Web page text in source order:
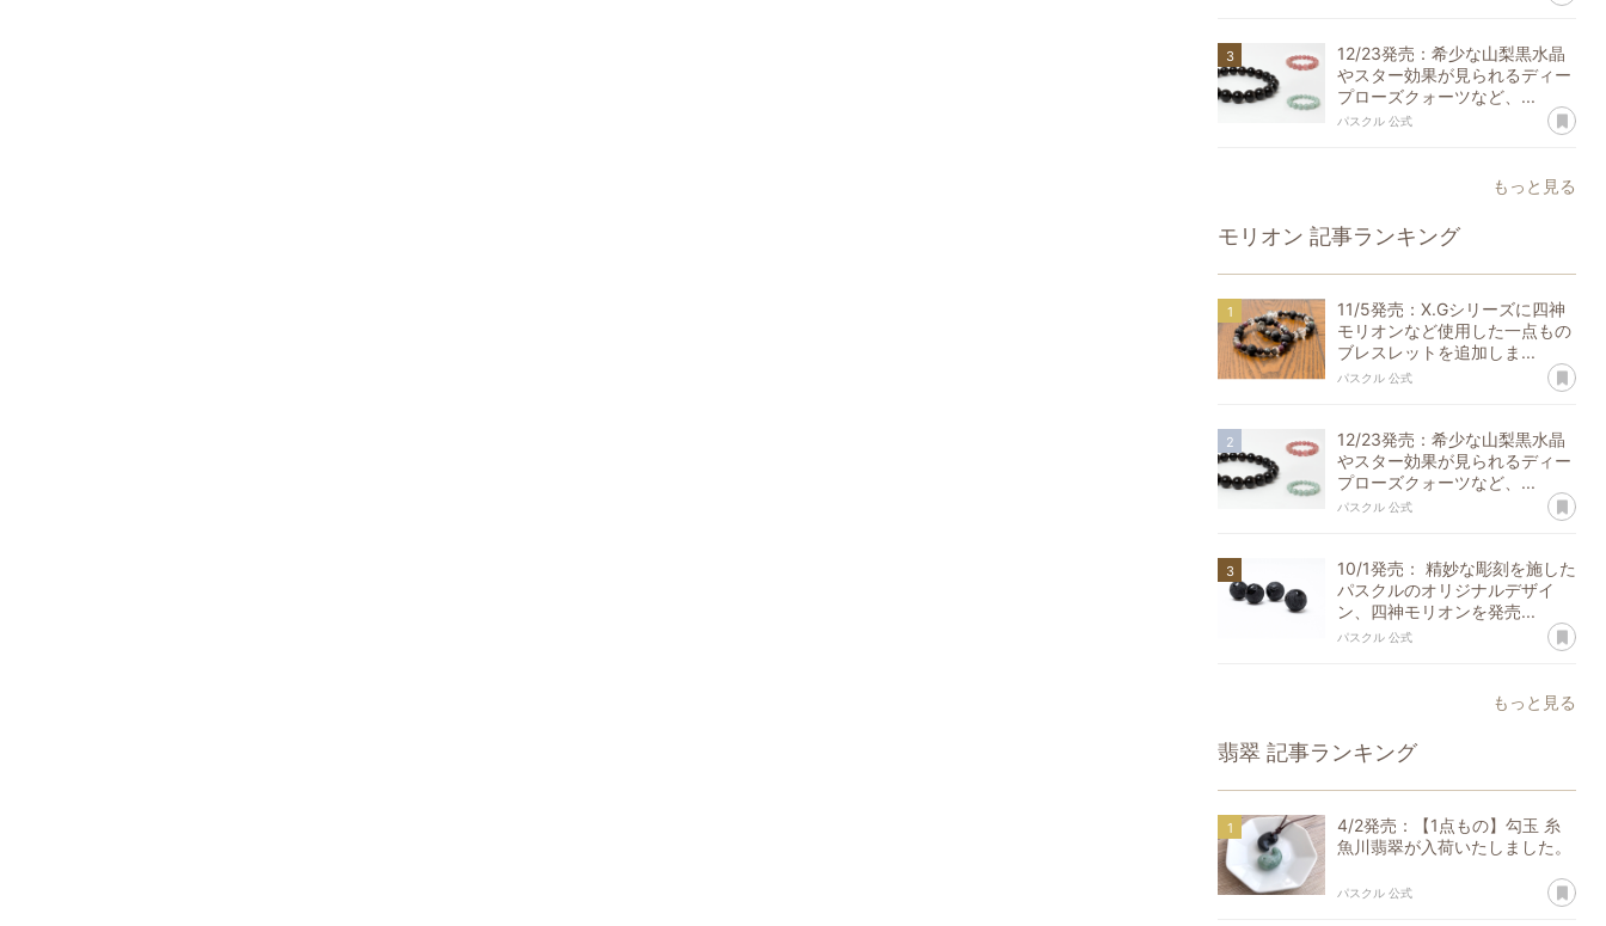
12/23発売：希少な山梨黒水晶
やスター効果が見られるディー
プローズクォーツなど、...
パスクル 公式 あ
もっと見る
モリオン 記事ランキング
11/5発売：X.Gシリーズに四神
モリオンなど使用した一点もの
ブレスレットを追加しま...
パスクル 公式 あ
12/23発売：希少な山梨黒水晶
やスター効果が見られるディー
プローズクォーツなど、...
パスクル 公式 あ
10/1発売： 精妙な彫刻を施した
パスクルのオリジナルデザイ
ン、四神モリオンを発売...
パスクル 公式 あ
もっと見る
翡翠 記事ランキング
4/2発売：【1点もの】勾玉 糸
魚川翡翠が入荷いたしました。
パスクル 公式 あ